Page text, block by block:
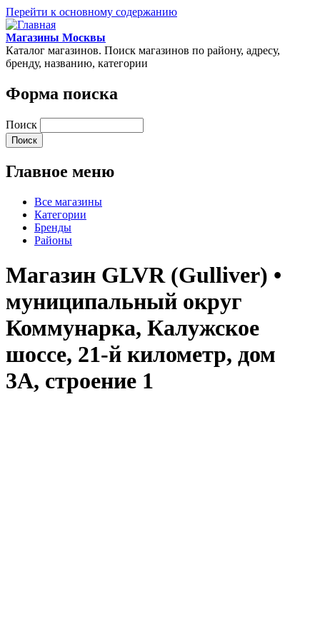
Перейти к основному содержанию
Магазины Москвы
Каталог магазинов. Поиск магазинов по району, адресу,
бренду, названию, категории
Форма поиска
Поиск
Главное меню
Все магазины
Категории
Бренды
Районы
Магазин GLVR (Gulliver) •
муниципальный округ
Коммунарка, Калужское
шоссе, 21-й километр, дом
3А, строение 1